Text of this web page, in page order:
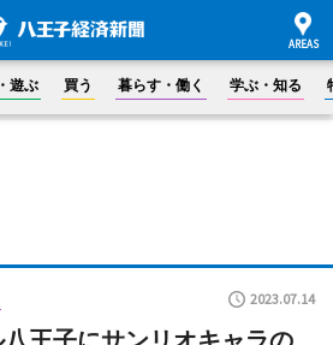
遊ぶ 買う 暮らす・働く 学ぶ・知る
2023.07.14